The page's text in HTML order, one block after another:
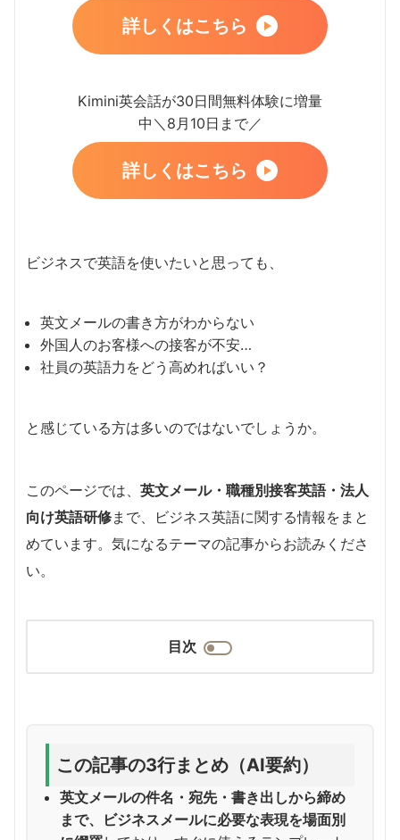
詳しくはこちら
Kimini英会話が30日間無料体験に増量
中＼8月10日まで／
詳しくはこちら
ビジネスで英語を使いたいと思っても、
英文メールの書き方がわからない
外国人のお客様への接客が不安…
社員の英語力をどう高めればいい？
と感じている方は多いのではないでしょうか。
このページでは、 英文メール・職種別接客英語・法人
向け英語研修まで、ビジネス英語に関する情報をまと
めています。気になるテーマの記事からお読みくださ
い。
目次
この記事の3行まとめ（AI要約）
英文メールの件名・宛先・書き出しから締め
まで、ビジネスメールに必要な表現を場面別